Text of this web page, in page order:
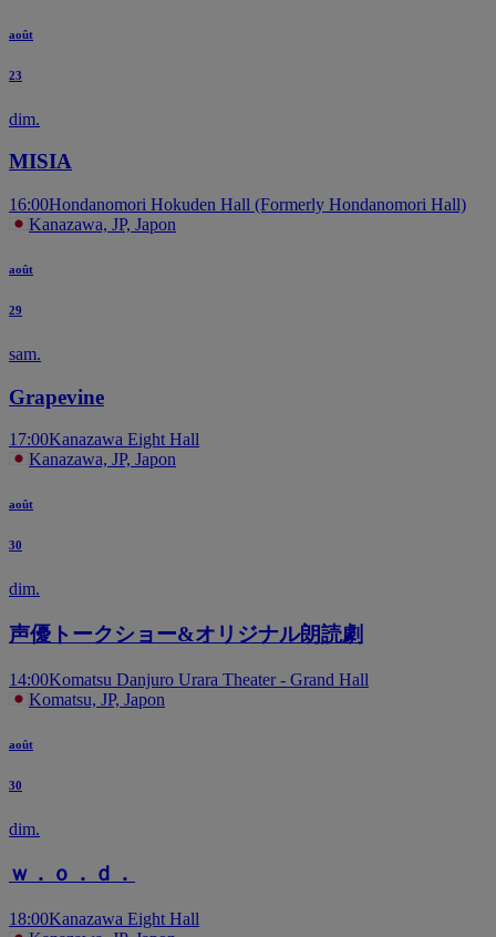
août
23
dim.
MISIA
16:00Hondanomori Hokuden Hall (Formerly Hondanomori Hall)
Kanazawa, JP, Japon
août
29
sam.
Grapevine
17:00Kanazawa Eight Hall
Kanazawa, JP, Japon
août
30
dim.
声優トークショー&オリジナル朗読劇
14:00Komatsu Danjuro Urara Theater - Grand Hall
Komatsu, JP, Japon
août
30
dim.
ｗ．ｏ．ｄ．
18:00Kanazawa Eight Hall